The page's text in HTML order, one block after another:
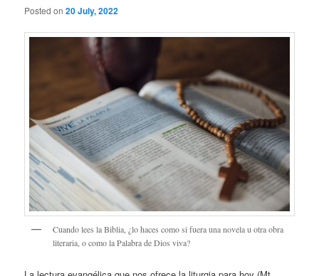
Posted on20 July, 2022
Cuando lees la Biblia, ¿lo haces como si fuera una novela u otra obra
literaria, o como la Palabra de Dios viva?